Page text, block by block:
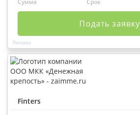
Сумма Срок
Подать заявку
Finters